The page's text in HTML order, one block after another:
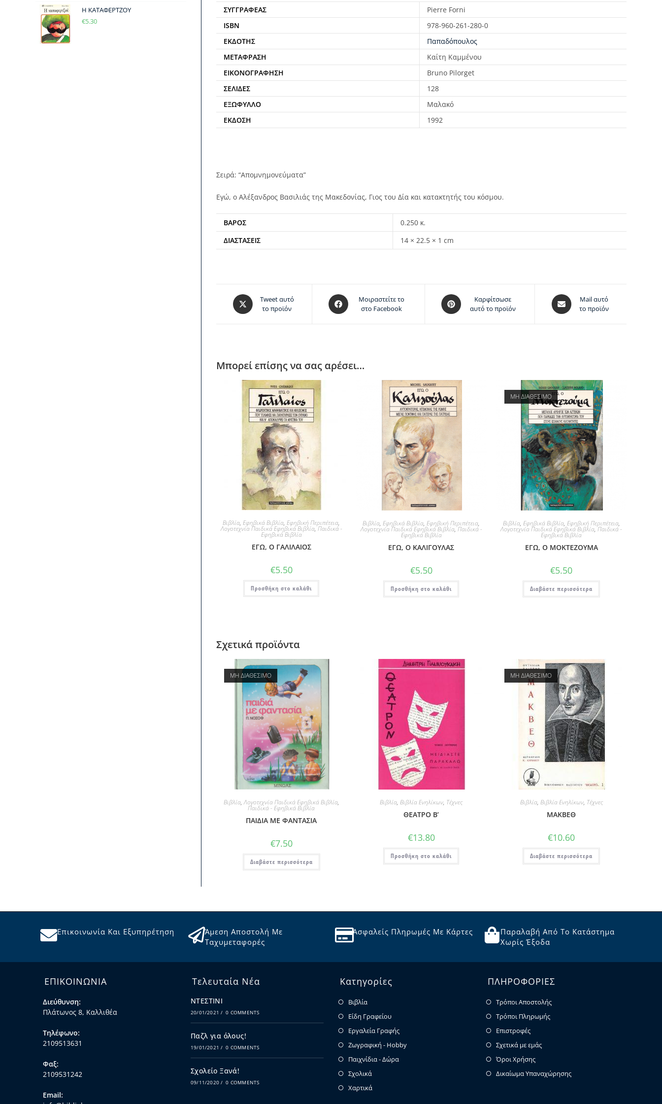
ΣΥΓΓΡΑΦΈΑΣ
Pierre Forni
ISBN
978-960-261-280-0
ΕΚΔΌΤΗΣ
Παπαδόπουλος
ΜΕΤΆΦΡΑΣΗ
Καίτη Καμμένου
ΕΙΚΟΝΟΓΡΆΦΗΣΗ
Bruno Pilorget
ΣΕΛΊΔΕΣ
128
ΕΞΏΦΥΛΛΟ
Μαλακό
ΈΚΔΟΣΗ
1992
Σειρά: “Απομνημονεύματα”
Εγώ, ο Αλέξανδρος Βασιλιάς της Μακεδονίας, Γιος του Δία και κατακτητής του κόσμου.
ΒΆΡΟΣ
0.250 κ.
ΔΙΑΣΤΆΣΕΙΣ
14 × 22.5 × 1 cm
Tweet αυτό
το προϊόν
Μοιραστείτε το
στο Facebook
Καρφίτσωσε
αυτό το προϊόν
Mail αυτό
το προϊόν
Μπορεί επίσης να σας αρέσει…
Βιβλία,Εφηβικά Βιβλία,Εφηβική Περιπέτεια,
Λογοτεχνία Παιδικά Εφηβικά Βιβλία,Παιδικά -
Εφηβικά Βιβλία
ΕΓΩ, Ο ΓΑΛΙΛΑΙΟΣ
€5.50
Προσθήκη στο καλάθι
Βιβλία,Εφηβικά Βιβλία,Εφηβική Περιπέτεια,
Λογοτεχνία Παιδικά Εφηβικά Βιβλία,Παιδικά -
Εφηβικά Βιβλία
ΕΓΩ, Ο ΚΑΛΙΓΟΥΛΑΣ
€5.50
Προσθήκη στο καλάθι
ΜΗ ΔΙΑΘΕΣΙΜΟ
Βιβλία, Εφηβικά Βιβλία, Εφηβική Περιπέτεια,
Λογοτεχνία Παιδικά Εφηβικά Βιβλία,Παιδικά -
Εφηβικά Βιβλία
ΕΓΩ, Ο ΜΟΚΤΕΖΟΥΜΑ
€5.50
Διαβάστε περισσότερα
Σχετικά προϊόντα
ΜΗ ΔΙΑΘΕΣΙΜΟ
Βιβλία,Λογοτεχνία Παιδικά Εφηβικά Βιβλία,
Παιδικά - Εφηβικά Βιβλία
ΠΑΙΔΙΑ ΜΕ ΦΑΝΤΑΣΙΑ
€7.50
Διαβάστε περισσότερα
Βιβλία,Βιβλία Ενηλίκων, Τέχνες
ΘΕΑΤΡΟ Β’
€13.80
Προσθήκη στο καλάθι
ΜΗ ΔΙΑΘΕΣΙΜΟ
Βιβλία, Βιβλία Ενηλίκων, Τέχνες
ΜΑΚΒΕΘ
€10.60
Διαβάστε περισσότερα
Η ΚΑΤΑΦΕΡΤΖΟΥ
€5.30
Επικοινωνία Και Εξυπηρέτηση
Άμεση Αποστολή Με
Ταχυμεταφορές
Ασφαλείς Πληρωμές Με Κάρτες
Παραλαβή Από Το Κατάστημα
Χωρίς Έξοδα
ΕΠΙΚΟΙΝΩΝΙΑ
Διεύθυνση:
Πλάτωνος 8, Καλλιθέα
Τηλέφωνο:
2109513631
Φαξ:
2109531242
Email:
Τελευταία Νέα
ΝΤΕΣΤΙΝΙ
20/01/2021 / 0 COMMENTS
Παζλ για όλους!
19/01/2021 / 0 COMMENTS
Σχολείο Ξανά!
09/11/2020 / 0 COMMENTS
Κατηγορίες
Βιβλία
Είδη Γραφείου
Εργαλεία Γραφής
Ζωγραφική - Hobby
Παιχνίδια - Δώρα
Σχολικά
Χαρτικά
ΠΛΗΡΟΦΟΡΙΕΣ
Τρόποι Αποστολής
Τρόποι Πληρωμής
Επιστροφές
Σχετικά με εμάς
Όροι Χρήσης
Δικαίωμα Υπαναχώρησης